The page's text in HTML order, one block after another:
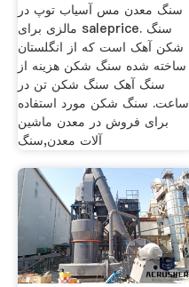
سنگ معدن مس آسیاب توپ در
مالزی برای saleprice. سنگ
شکن آهک است که از انگلستان
ساخته شده سنگ شکن هزینه از
سنگ آهک سنگ شکن تن در
ساعت. سنگ شکن مورد استفاده
برای فروش در معدن ماشین
آلات معدن,سنگ